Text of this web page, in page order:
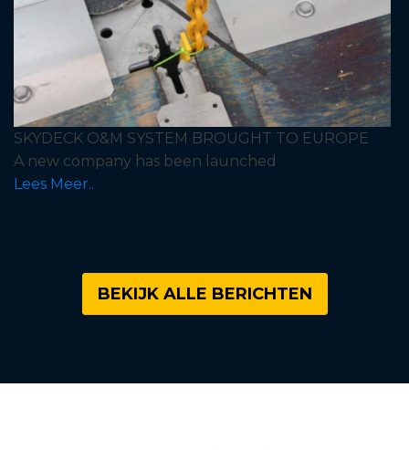
SKYDECK O&M SYSTEM BROUGHT TO EUROPE
A new company has been launched
Lees Meer..
BEKIJK ALLE BERICHTEN